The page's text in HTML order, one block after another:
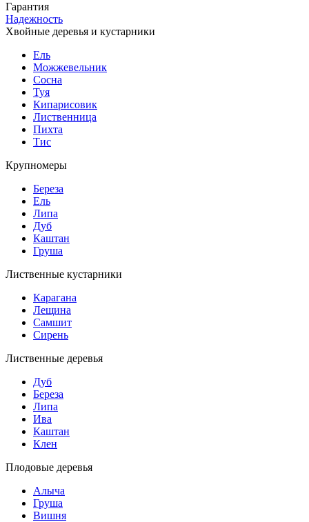
Гарантия
Надежность
Хвойные деревья и кустарники
Ель
Можжевельник
Сосна
Туя
Кипарисовик
Лиственница
Пихта
Тис
Крупномеры
Береза
Ель
Липа
Дуб
Каштан
Груша
Лиственные кустарники
Карагана
Лещина
Самшит
Сирень
Лиственные деревья
Дуб
Береза
Липа
Ива
Каштан
Клен
Плодовые деревья
Алыча
Груша
Вишня